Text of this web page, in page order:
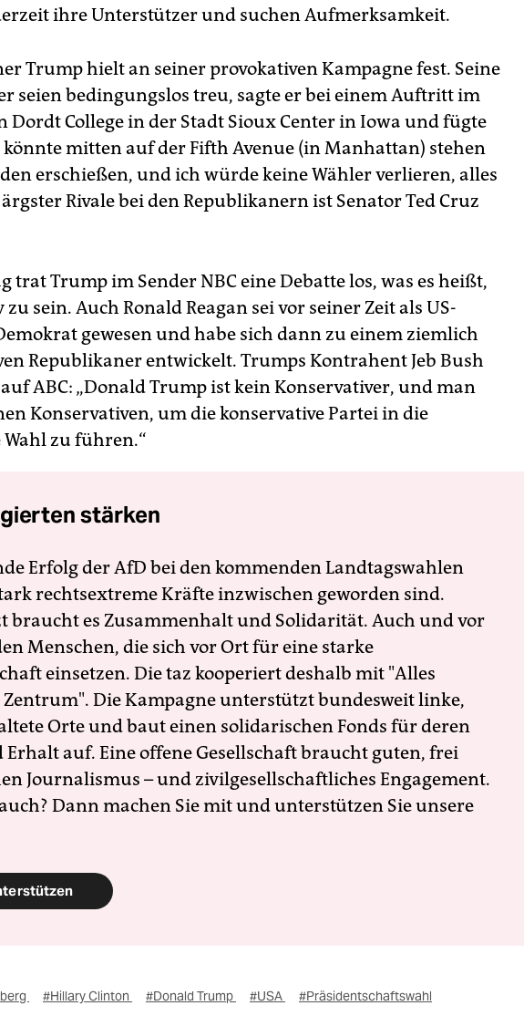
ihre Unterstützer und suchen Aufmerksamkeit.
Trump hielt an seiner provokativen Kampagne fest. Seine
seien bedingungslos treu, sagte er bei einem Auftritt im
Dordt College in der Stadt Sioux Center in Iowa und fügte
mitten auf der Fifth Avenue (in Manhattan) stehen
erschießen, und ich würde keine Wähler verlieren, alles
Rivale bei den Republikanern ist Senator Ted Cruz
trat Trump im Sender NBC eine Debatte los, was es heißt,
sein. Auch Ronald Reagan sei vor seiner Zeit als US-
gewesen und habe sich dann zu einem ziemlich
Republikaner entwickelt. Trumps Kontrahent Jeb Bush
ABC: „Donald Trump ist kein Konservativer, und man
Konservativen, um die konservative Partei in die
zu führen.“
stärken
Erfolg der AfD bei den kommenden Landtagswahlen
rechtsextreme Kräfte inzwischen geworden sind.
braucht es Zusammenhalt und Solidarität. Auch und vor
Menschen, die sich vor Ort für eine starke
einsetzen. Die taz kooperiert deshalb mit "Alles
Die Kampagne unterstützt bundesweit linke,
Orte und baut einen solidarischen Fonds für deren
Erhalt auf. Eine offene Gesellschaft braucht guten, frei
Journalismus – und zivilgesellschaftliches Engagement.
Dann machen Sie mit und unterstützen Sie unsere
#Hillary Clinton #Donald Trump #USA #Präsidentschaftswahl